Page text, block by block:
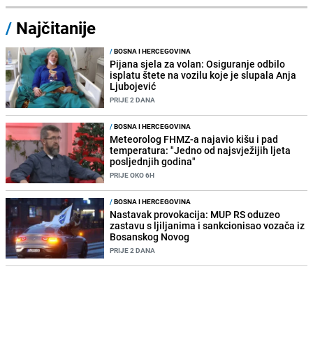
/ Najčitanije
/BOSNA I HERCEGOVINA
Pijana sjela za volan: Osiguranje odbilo
isplatu štete na vozilu koje je slupala Anja
Ljubojević
PRIJE 2 DANA
/BOSNA I HERCEGOVINA
Meteorolog FHMZ-a najavio kišu i pad
temperatura: "Jedno od najsvježijih ljeta
posljednjih godina"
PRIJE OKO 6H
/BOSNA I HERCEGOVINA
Nastavak provokacija: MUP RS oduzeo
zastavu s ljiljanima i sankcionisao vozača iz
Bosanskog Novog
PRIJE 2 DANA